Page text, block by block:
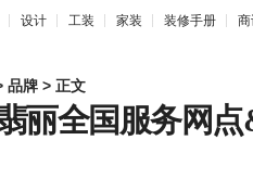
设计 工装 家装 装修手册
品牌 > 正文
丽全国服务网